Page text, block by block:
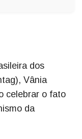
dos
Vânia
celebrar o fato
da